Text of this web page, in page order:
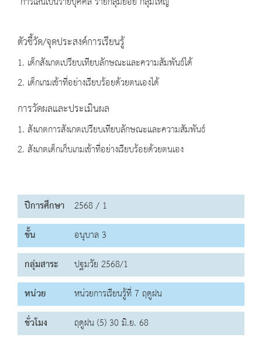
ตัวชี้วัด/จุดประสงค์การเรียนรู้
1. เด็กสังเกตเปรียบเทียบลักษณะและความสัมพันธ์ได้
2. เด็กเกมเข้าที่อย่างเรียบร้อยด้วยตนเองได้
การวัดผลและประเมินผล
1. สังเกตการสังเกตเปรียบเทียบลักษณะและความสัมพันธ์
2. สังเกตเด็กเก็บเกมเข้าที่อย่างเรียบร้อยด้วยตนเอง
ปีการศึกษา 2568 / 1
ชั้น
อนุบาล 3
กลุ่มสาระ
ปฐมวัย 2568/1
หน่วย
หน่วยการเรียนรู้ที่ 7 ฤดูฝน
ชั่วโมง
ฤดูฝน (5) 30 มิ.ย. 68